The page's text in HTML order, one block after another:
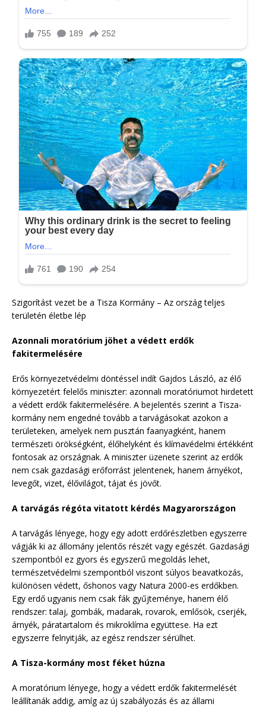
Szigorítást vezet be a Tisza Kormány – Az ország teljes
területén életbe lép
Azonnali moratórium jöhet a védett erdők
fakitermelésére
Erős környezetvédelmi döntéssel indít Gajdos László, az élő
környezetért felelős miniszter: azonnali moratóriumot hirdetett
a védett erdők fakitermelésére. A bejelentés szerint a Tisza-
kormány nem engedné tovább a tarvágásokat azokon a
területeken, amelyek nem pusztán faanyagként, hanem
természeti örökségként, élőhelyként és klímavédelmi értékként
fontosak az országnak. A miniszter üzenete szerint az erdők
nem csak gazdasági erőforrást jelentenek, hanem árnyékot,
levegőt, vizet, élővilágot, tájat és jövőt.
A tarvágás régóta vitatott kérdés Magyarországon
A tarvágás lényege, hogy egy adott erdőrészletben egyszerre
vágják ki az állomány jelentős részét vagy egészét. Gazdasági
szempontból ez gyors és egyszerű megoldás lehet,
természetvédelmi szempontból viszont súlyos beavatkozás,
különösen védett, őshonos vagy Natura 2000-es erdőkben.
Egy erdő ugyanis nem csak fák gyűjteménye, hanem élő
rendszer: talaj, gombák, madarak, rovarok, emlősök, cserjék,
árnyék, páratartalom és mikroklíma együttese. Ha ezt
egyszerre felnyitják, az egész rendszer sérülhet.
A Tisza-kormány most féket húzna
A moratórium lényege, hogy a védett erdők fakitermelését
leállítanák addig, amíg az új szabályozás és az állami